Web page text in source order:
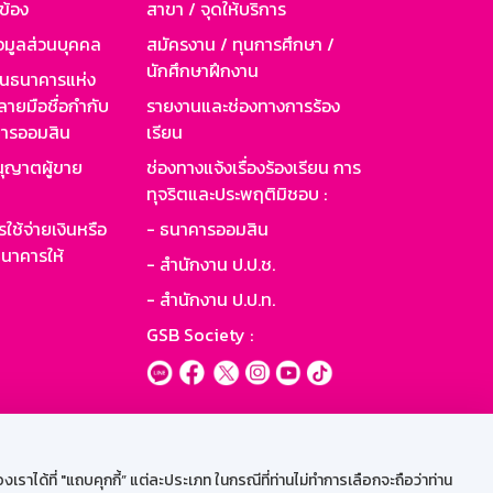
ได้ที่ "แถบคุกกี้” แต่ละประเภท ในกรณีที่ท่านไม่ทำการเลือกจะถือว่าท่าน
อง
มูลส่วนบุคคล
นาคารแห่ง
ายมือชื่อกำกับ
รออมสิน
ญาตผู้ขาย
ช้จ่ายเงินหรือ
คารให้
สาขา / จุดให้บริการ
สมัครงาน / ทุนการศึกษา /
นักศึกษาฝึกงาน
รายงานและช่องทางการร้อง
เรียน
ช่องทางแจ้งเรื่องร้องเรียน การ
ทุจริตและประพฤติมิชอบ :
- ธนาคารออมสิน
- สำนักงาน ป.ป.ช.
- สำนักงาน ป.ป.ท.
GSB Society :